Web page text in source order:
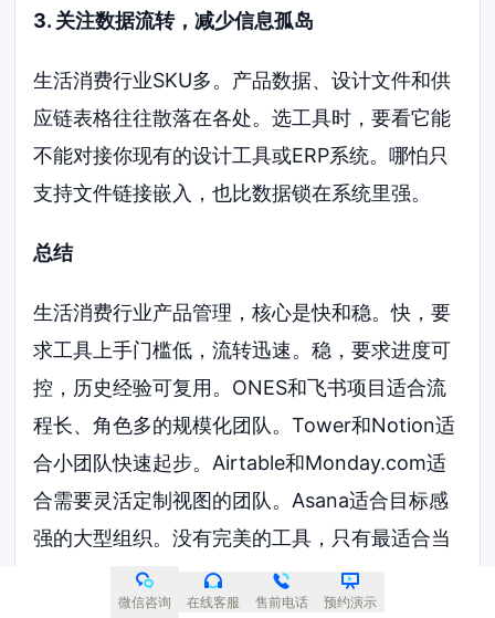
3. 关注数据流转，减少信息孤岛
生活消费行业SKU多。产品数据、设计文件和供
应链表格往往散落在各处。选工具时，要看它能
不能对接你现有的设计工具或ERP系统。哪怕只
支持文件链接嵌入，也比数据锁在系统里强。
总结
生活消费行业产品管理，核心是快和稳。快，要
求工具上手门槛低，流转迅速。稳，要求进度可
控，历史经验可复用。ONES和飞书项目适合流
程长、角色多的规模化团队。Tower和Notion适
合小团队快速起步。Airtable和Monday.com适
合需要灵活定制视图的团队。Asana适合目标感
强的大型组织。没有完美的工具，只有最适合当
前业务节奏的工具。希望这篇指南能帮助你在
2026年选型中做出正确判断。
微信咨询 在线客服 售前电话 预约演示